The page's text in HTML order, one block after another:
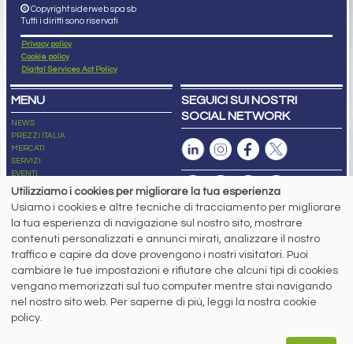
Copyright siderweb spa sb
Tutti i diritti sono riservati
Privacy policy
Cookie policy
Digital Services Act Policy
MENU
NEWS
PREZZI ITALIA
MERCATI
SERVIZI
EVENTI
ABBONAMENTI
NEWSLETTER
SEGUICI SUI NOSTRI
SOCIAL NETWORK
Capitale Sociale: 190.000€ interamente versato
Registro delle Imprese di Brescia
Codice Fiscale e Partita I.V.A.:IT03562320170
R.E.A. n. 419331
www.siderweb.com: Autorizzazione del Tribunale di Brescia n. 11/2004 del 17
marzo 2004, Iscrizione al R.O.C. n. 26116.
Direttrice Responsabile:
Elisa Bonomelli
Utilizziamo i cookies per migliorare la tua esperienza
Usiamo i cookies e altre tecniche di tracciamento per migliorare
la tua esperienza di navigazione sul nostro sito, mostrare
contenuti personalizzati e annunci mirati, analizzare il nostro
traffico e capire da dove provengono i nostri visitatori. Puoi
cambiare le tue impostazioni e rifiutare che alcuni tipi di cookies
vengano memorizzati sul tuo computer mentre stai navigando
nel nostro sito web. Per saperne di più, leggi la nostra cookie
policy.